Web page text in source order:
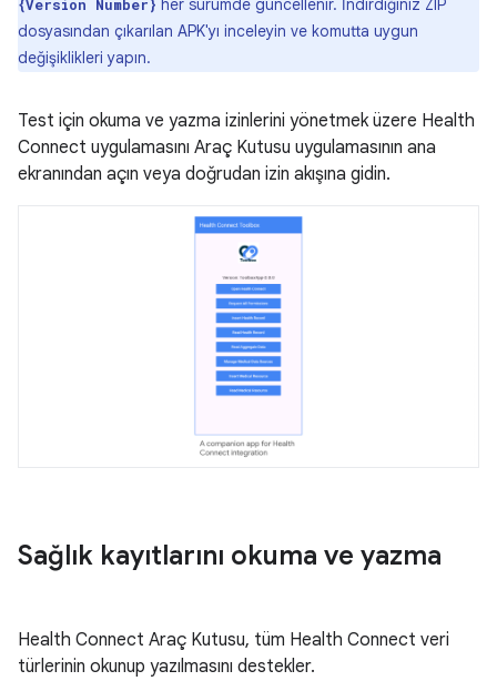
{Version Number} her sürümde güncellenir. İndirdiğiniz ZIP
dosyasından çıkarılan APK'yı inceleyin ve komutta uygun
değişiklikleri yapın.
Test için okuma ve yazma izinlerini yönetmek üzere Health
Connect uygulamasını Araç Kutusu uygulamasının ana
ekranından açın veya doğrudan izin akışına gidin.
Sağlık kayıtlarını okuma ve yazma
Health Connect Araç Kutusu, tüm Health Connect veri
türlerinin okunup yazılmasını destekler.